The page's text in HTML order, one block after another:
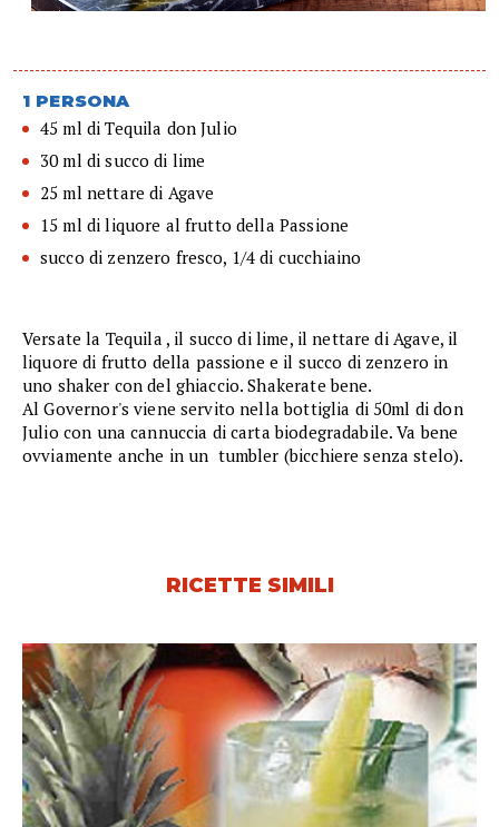
1 PERSONA
45 ml di Tequila don Julio
30 ml di succo di lime
25 ml nettare di Agave
15 ml di liquore al frutto della Passione
succo di zenzero fresco, 1/4 di cucchiaino
Versate la Tequila , il succo di lime, il nettare di Agave, il
liquore di frutto della passione e il succo di zenzero in
uno shaker con del ghiaccio. Shakerate bene.
Al Governor's viene servito nella bottiglia di 50ml di don
Julio con una cannuccia di carta biodegradabile. Va bene
ovviamente anche in un tumbler (bicchiere senza stelo).
RICETTE SIMILI